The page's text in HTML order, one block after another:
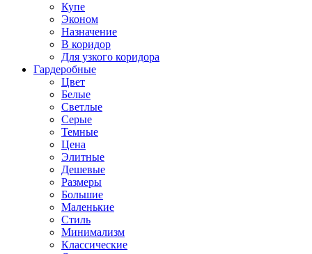
Купе
Эконом
Назначение
В коридор
Для узкого коридора
Гардеробные
Цвет
Белые
Светлые
Серые
Темные
Цена
Элитные
Дешевые
Размеры
Большие
Маленькие
Стиль
Минимализм
Классические